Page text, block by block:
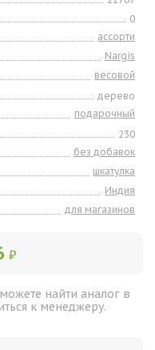
0
ассорти
Nargis
весовой
дерево
подарочный
230
без добавок
шкатулка
Индия
для магазинов
₽
найти аналог в
к менеджеру.